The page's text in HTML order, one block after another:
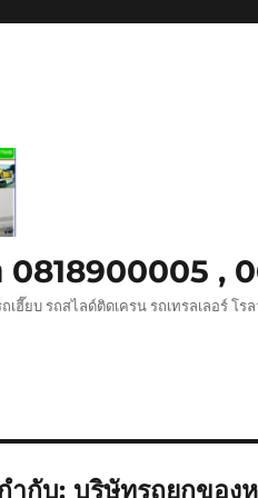
0818900005 ,
เฮี๊ยบ รถสไลด์ติดเครน รถเทรลเลอร์
ำกับ: บริษัทรถยกของ